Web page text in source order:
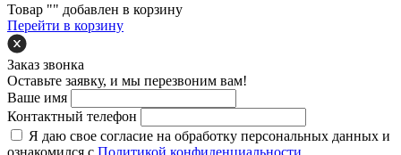
Товар "" добавлен в корзину
Перейти в корзину
Заказ звонка
Оставьте заявку, и мы перезвоним вам!
Ваше имя
Контактный телефон
Я даю свое согласие на обработку персональных данных и
ознакомился с Политикой конфиденциальности